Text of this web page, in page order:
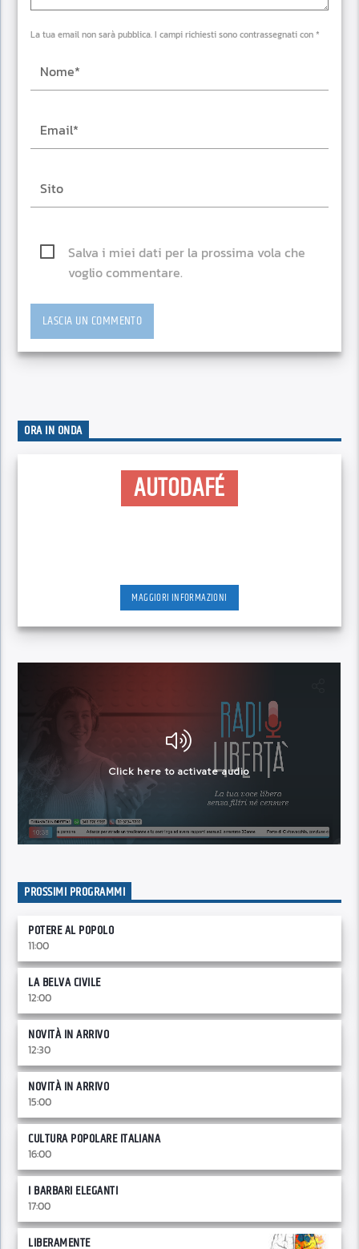
La tua email non sarà pubblica. I campi richiesti sono contrassegnati con *
Salva i miei dati per la prossima vola che
voglio commentare.
ORA IN ONDA
AUTODAFÉ
MAGGIORI INFORMAZIONI
PROSSIMI PROGRAMMI
POTERE AL POPOLO
11:00
LA BELVA CIVILE
12:00
NOVITÀ IN ARRIVO
12:30
NOVITÀ IN ARRIVO
15:00
CULTURA POPOLARE ITALIANA
16:00
I BARBARI ELEGANTI
17:00
LIBERAMENTE